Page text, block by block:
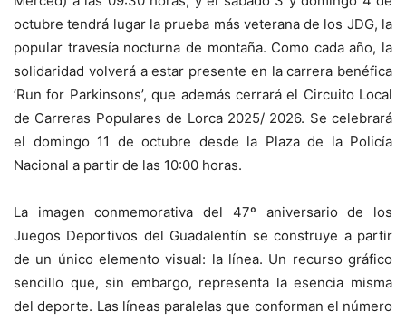
octubre tendrá lugar la prueba más veterana de los JDG, la
popular travesía nocturna de montaña. Como cada año, la
solidaridad volverá a estar presente en la carrera benéfica
’Run for Parkinsons’, que además cerrará el Circuito Local
de Carreras Populares de Lorca 2025/ 2026. Se celebrará
el domingo 11 de octubre desde la Plaza de la Policía
Nacional a partir de las 10:00 horas.
La imagen conmemorativa del 47º aniversario de los
Juegos Deportivos del Guadalentín se construye a partir
de un único elemento visual: la línea. Un recurso gráfico
sencillo que, sin embargo, representa la esencia misma
del deporte. Las líneas paralelas que conforman el número